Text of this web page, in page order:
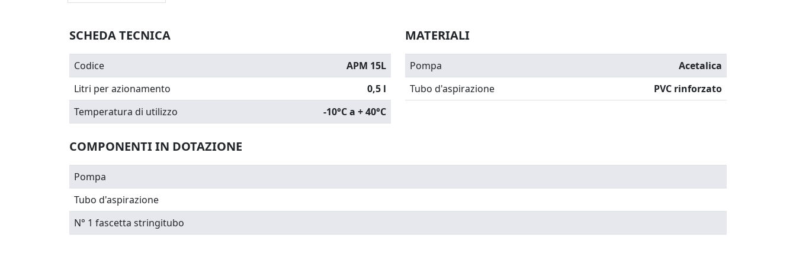
SCHEDA TECNICA
Codice
APM 15L
Litri per azionamento
0,5 l
Temperatura di utilizzo
-10°C a + 40°C
MATERIALI
Pompa
Acetalica
Tubo d'aspirazione
PVC rinforzato
COMPONENTI IN DOTAZIONE
Pompa
Tubo d'aspirazione
N° 1 fascetta stringitubo